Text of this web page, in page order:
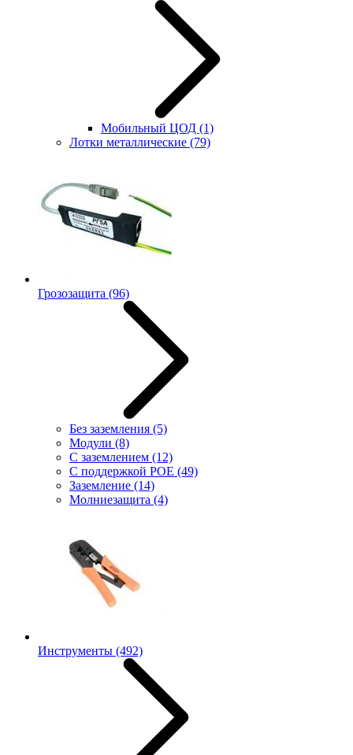
Мобильный ЦОД (1)
Лотки металлические (79)
Грозозащита (96)
Без заземления (5)
Модули (8)
С заземлением (12)
С поддержкой POE (49)
Заземление (14)
Молниезащита (4)
Инструменты (492)